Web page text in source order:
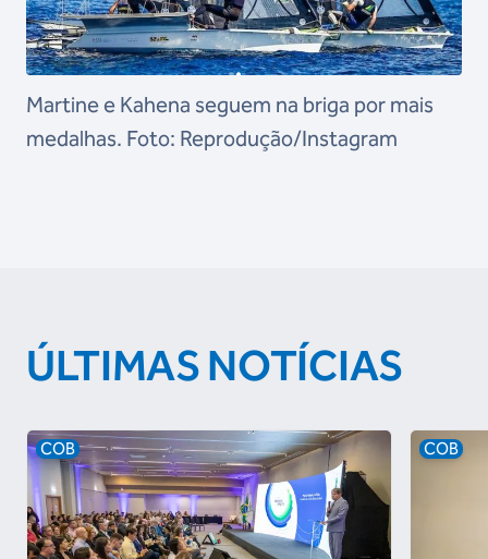
Martine e Kahena seguem na briga por mais
medalhas. Foto: Reprodução/Instagram
ÚLTIMAS NOTÍCIAS
COB COB